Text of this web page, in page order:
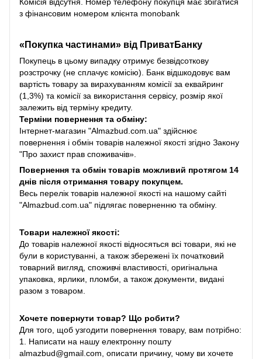
Комісія відсутня. Номер телефону покупця має збігатися
з фінансовим номером клієнта monobank
«Покупка частинами» від ПриватБанку
Покупець в цьому випадку отримує безвідсоткову
розстрочку (не сплачує комісію). Банк відшкодовує вам
вартість товару за вирахуванням комісії за еквайринг
(1,3%) та комісії за використання сервісу, розмір якої
залежить від терміну кредиту.
Терміни повернення та обміну:
Інтернет-магазин "Almazbud.com.ua" здійснює
повернення і обмін товарів належної якості згідно Закону
"Про захист прав споживачів».
Повернення та обмін товарів можливий протягом 14
днів після отримання товару покупцем.
Весь перелік товарів належної якості на нашому сайті
"Almazbud.com.ua" підлягає поверненню та обміну.
Товари належної якості:
До товарів належної якості відносяться всі товари, які не
були в користуванні, а також збережені їх початковий
товарний вигляд, споживчі властивості, оригінальна
упаковка, ярлики, пломби, а також документи, видані
разом з товаром.
Хочете повернути товар? Що робити?
Для того, щоб узгодити повернення товару, вам потрібно:
1. Написати на нашу електронну пошту
almazbud@gmail.com, описати причину, чому ви хочете